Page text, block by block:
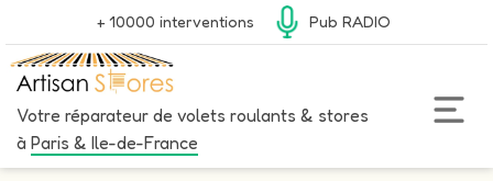
+ 10000 interventions Pub RADIO
Votre réparateur de volets roulants & stores
à Paris & Ile-de-France